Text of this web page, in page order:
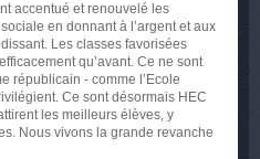
accentué et renouvelé les
en donnant à l’argent et aux
Les classes favorisées
qu’avant. Ce ne sont
républicain - comme l’Ecole
Ce sont désormais HEC
les meilleurs élèves, y
Nous vivons la grande revanche